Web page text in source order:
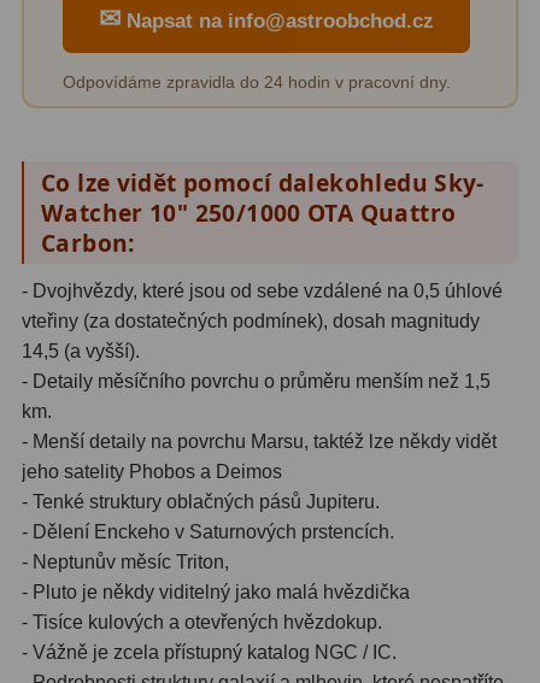
Azimutální AZ6
Fotografické montáže5
Stativy a pilíře
Objímky10
Motory a pohony
Upínací prvky13
Závaží3
Ostatní27
Zrcátka a hranoly 60
Diagonální zrcátka
Diagonální hranoly7
✉ Napsat na info@astroobchod.cz
Odpovídáme zpravidla do 24 hodin v pracovní dny.
Co lze vidět pomocí dalekohledu Sky-
Watcher 10" 250/1000 OTA Quattro
Carbon:
- Dvojhvězdy, které jsou od sebe vzdálené na 0,5 úhlové
vteřiny (za dostatečných podmínek), dosah magnitudy
14,5 (a vyšší).
- Detaily měsíčního povrchu o průměru menším než 1,5
km.
- Menší detaily na povrchu Marsu, taktéž lze někdy vidět
jeho satelity Phobos a Deimos
- Tenké struktury oblačných pásů Jupiteru.
- Dělení Enckeho v Saturnových prstencích.
- Neptunův měsíc Triton,
- Pluto je někdy viditelný jako malá hvězdička
- Tisíce kulových a otevřených hvězdokup.
- Vážně je zcela přístupný katalog NGC / IC.